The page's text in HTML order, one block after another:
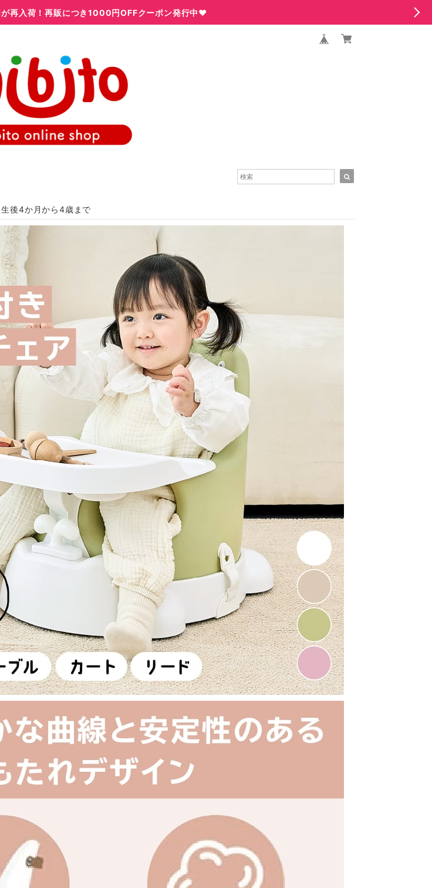
再入荷！再販につき1000円OFFクーポン発行中♥
後4か月から4歳まで